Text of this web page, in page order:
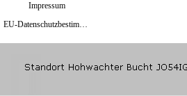
Impressum
EU-Datenschutzbestimmungen Mai 2018